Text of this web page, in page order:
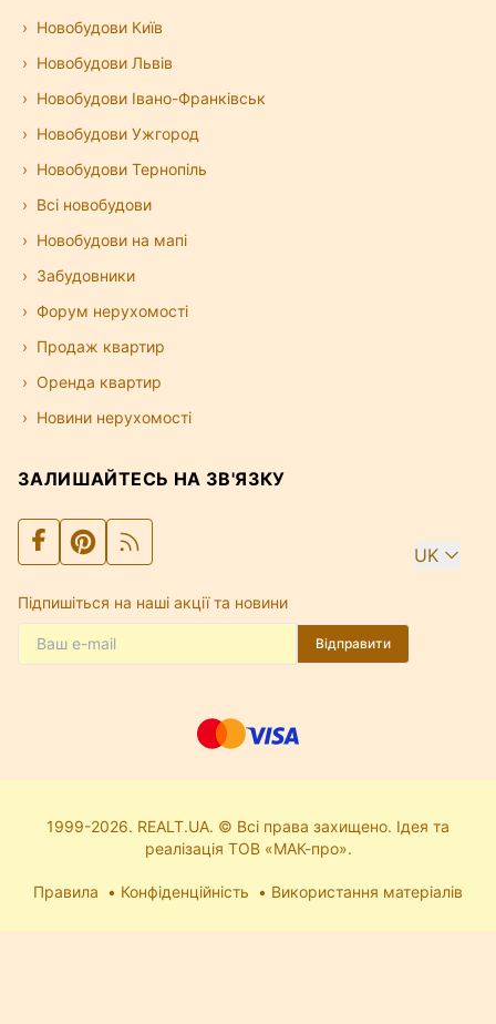
Новобудови Київ
Новобудови Львів
Новобудови Івано-Франківськ
Новобудови Ужгород
Новобудови Тернопіль
Всі новобудови
Новобудови на мапі
Забудовники
Форум нерухомості
Продаж квартир
Оренда квартир
Новини нерухомості
ЗАЛИШАЙТЕСЬ НА ЗВ'ЯЗКУ
UK
Підпишіться на наші акції та новини
Відправити
1999-2026. REALT.UA. © Всі права захищено. Ідея та
реалізація ТОВ «МАК-про».
Правила Конфіденційність Використання матеріалів